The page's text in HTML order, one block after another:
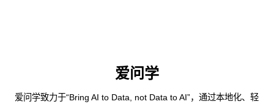
爱问学
爱问学致力于“Bring AI to Data, not Data to AI”，通过本地化、轻